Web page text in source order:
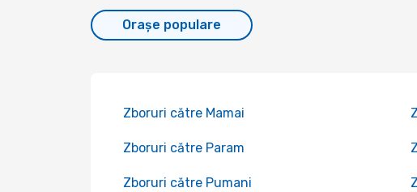
Orașe populare
Zboruri către Mamai
Zboruri către Param
Zboruri către Pumani